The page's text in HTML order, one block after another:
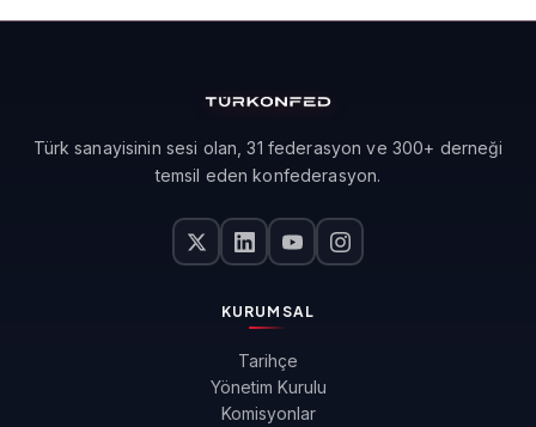
Türk sanayisinin sesi olan, 31 federasyon ve 300+ derneği
temsil eden konfederasyon.
KURUMSAL
Tarihçe
Yönetim Kurulu
Komisyonlar